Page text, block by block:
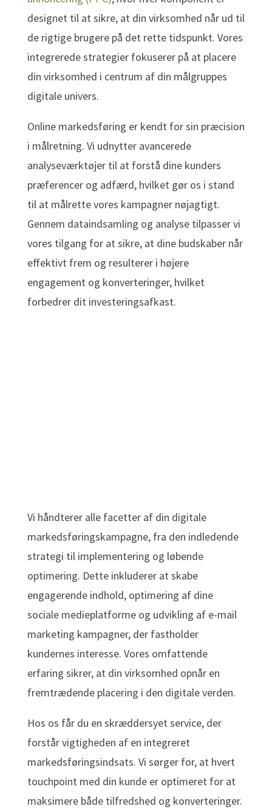
designet til at sikre, at din virksomhed når ud til
de rigtige brugere på det rette tidspunkt. Vores
integrerede strategier fokuserer på at placere
din virksomhed i centrum af din målgruppes
digitale univers.
Online markedsføring er kendt for sin præcision
i målretning. Vi udnytter avancerede
analyseværktøjer til at forstå dine kunders
præferencer og adfærd, hvilket gør os i stand
til at målrette vores kampagner nøjagtigt.
Gennem dataindsamling og analyse tilpasser vi
vores tilgang for at sikre, at dine budskaber når
effektivt frem og resulterer i højere
engagement og konverteringer, hvilket
forbedrer dit investeringsafkast.
Vi håndterer alle facetter af din digitale
markedsføringskampagne, fra den indledende
strategi til implementering og løbende
optimering. Dette inkluderer at skabe
engagerende indhold, optimering af dine
sociale medieplatforme og udvikling af e-mail
marketing kampagner, der fastholder
kundernes interesse. Vores omfattende
erfaring sikrer, at din virksomhed opnår en
fremtrædende placering i den digitale verden.
Hos os får du en skræddersyet service, der
forstår vigtigheden af en integreret
markedsføringsindsats. Vi sørger for, at hvert
touchpoint med din kunde er optimeret for at
maksimere både tilfredshed og konverteringer.